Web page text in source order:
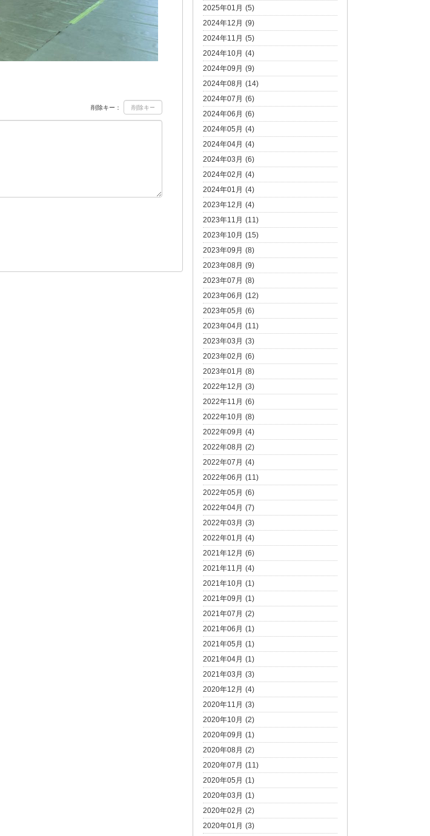
削除キー：
2025年01月 (5)
2024年12月 (9)
2024年11月 (5)
2024年10月 (4)
2024年09月 (9)
2024年08月 (14)
2024年07月 (6)
2024年06月 (6)
2024年05月 (4)
2024年04月 (4)
2024年03月 (6)
2024年02月 (4)
2024年01月 (4)
2023年12月 (4)
2023年11月 (11)
2023年10月 (15)
2023年09月 (8)
2023年08月 (9)
2023年07月 (8)
2023年06月 (12)
2023年05月 (6)
2023年04月 (11)
2023年03月 (3)
2023年02月 (6)
2023年01月 (8)
2022年12月 (3)
2022年11月 (6)
2022年10月 (8)
2022年09月 (4)
2022年08月 (2)
2022年07月 (4)
2022年06月 (11)
2022年05月 (6)
2022年04月 (7)
2022年03月 (3)
2022年01月 (4)
2021年12月 (6)
2021年11月 (4)
2021年10月 (1)
2021年09月 (1)
2021年07月 (2)
2021年06月 (1)
2021年05月 (1)
2021年04月 (1)
2021年03月 (3)
2020年12月 (4)
2020年11月 (3)
2020年10月 (2)
2020年09月 (1)
2020年08月 (2)
2020年07月 (11)
2020年05月 (1)
2020年03月 (1)
2020年02月 (2)
2020年01月 (3)